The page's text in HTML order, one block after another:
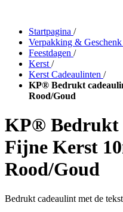
Startpagina /
Verpakking & Geschenk
Feestdagen /
Kerst /
Kerst Cadeaulinten /
KP® Bedrukt
Rood/Goud
KP® Bedrukt
Fijne Kerst
Rood/Goud
Bedrukt cadeaulint met de